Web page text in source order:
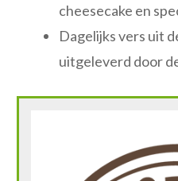
cheesecake en
Dagelijks vers uit
uitgeleverd door